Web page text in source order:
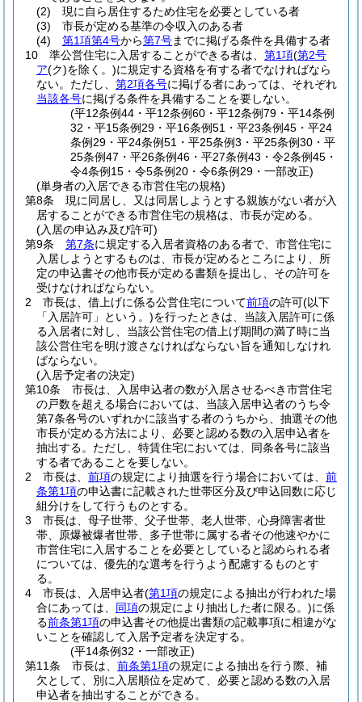
(2)
現に自ら居住するため住宅を必要としている者
(3)
市長が定める基準の令収入のある者
(4)
第1項第4号から第7号までに掲げる条件を具備する者
10
準公営住宅に入居することができる者は、 第1項(第2号
ア(ク)を除く。)に規定する資格を有する者でなければなら
ない。 ただし、 第2項各号に掲げる者にあっては、それぞれ
当該各号に掲げる条件を具備することを要しない。
(平12条例44・平12条例60・平12条例79・平14条例
32・平15条例29・平16条例51・平23条例45・平24
条例29・平24条例51・平25条例3・平25条例30・平
25条例47・平26条例46・平27条例43・令2条例45・
令4条例15・令5条例20・令6条例29・一部改正)
(単身者の入居できる市営住宅の規格)
第8条
現に同居し、又は同居しようとする親族がない者が入
居することができる市営住宅の規格は、市長が定める。
(入居の申込み及び許可)
第9条
第7条に規定する入居者資格のある者で、市営住宅に
入居しようとするものは、市長が定めるところにより、所
定の申込書その他市長が定める書類を提出し、その許可を
受けなければならない。
2
市長は、借上げに係る公営住宅について前項の許可(以下
「入居許可」という。)を行ったときは、当該入居許可に係
る入居者に対し、当該公営住宅の借上げ期間の満了時に当
該公営住宅を明け渡さなければならない旨を通知しなけれ
ばならない。
(入居予定者の決定)
第10条
市長は、入居申込者の数が入居させるべき市営住宅
の戸数を超える場合においては、当該入居申込者のうち令
第7条各号のいずれかに該当する者のうちから、抽選その他
市長が定める方法により、必要と認める数の入居申込者を
抽出する。 ただし、特賃住宅においては、同条各号に該当
する者であることを要しない。
2
市長は、 前項の規定により抽選を行う場合においては、 前
条第1項の申込書に記載された世帯区分及び申込回数に応じ
組分けをして行うものとする。
3
市長は、母子世帯、父子世帯、老人世帯、心身障害者世
帯、原爆被爆者世帯、多子世帯に属する者その他速やかに
市営住宅に入居することを必要としていると認められる者
については、優先的な選考を行うよう配慮するものとす
る。
4
市長は、入居申込者(第1項の規定による抽出が行われた場
合にあっては、 同項の規定により抽出した者に限る。)に係
る前条第1項の申込書その他提出書類の記載事項に相違がな
いことを確認して入居予定者を決定する。
(平14条例32・一部改正)
第11条
市長は、 前条第1項の規定による抽出を行う際、補
欠として、別に入居順位を定めて、必要と認める数の入居
申込者を抽出することができる。